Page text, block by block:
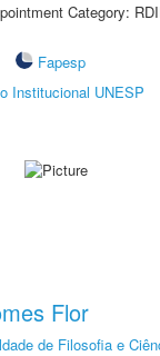
Category:
Fapesp
Institucional UNESP
Flor
de Filosofia e